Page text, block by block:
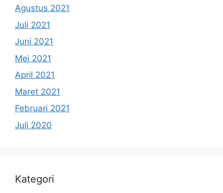
Agustus 2021
Juli 2021
Juni 2021
Mei 2021
April 2021
Maret 2021
Februari 2021
Juli 2020
Kategori